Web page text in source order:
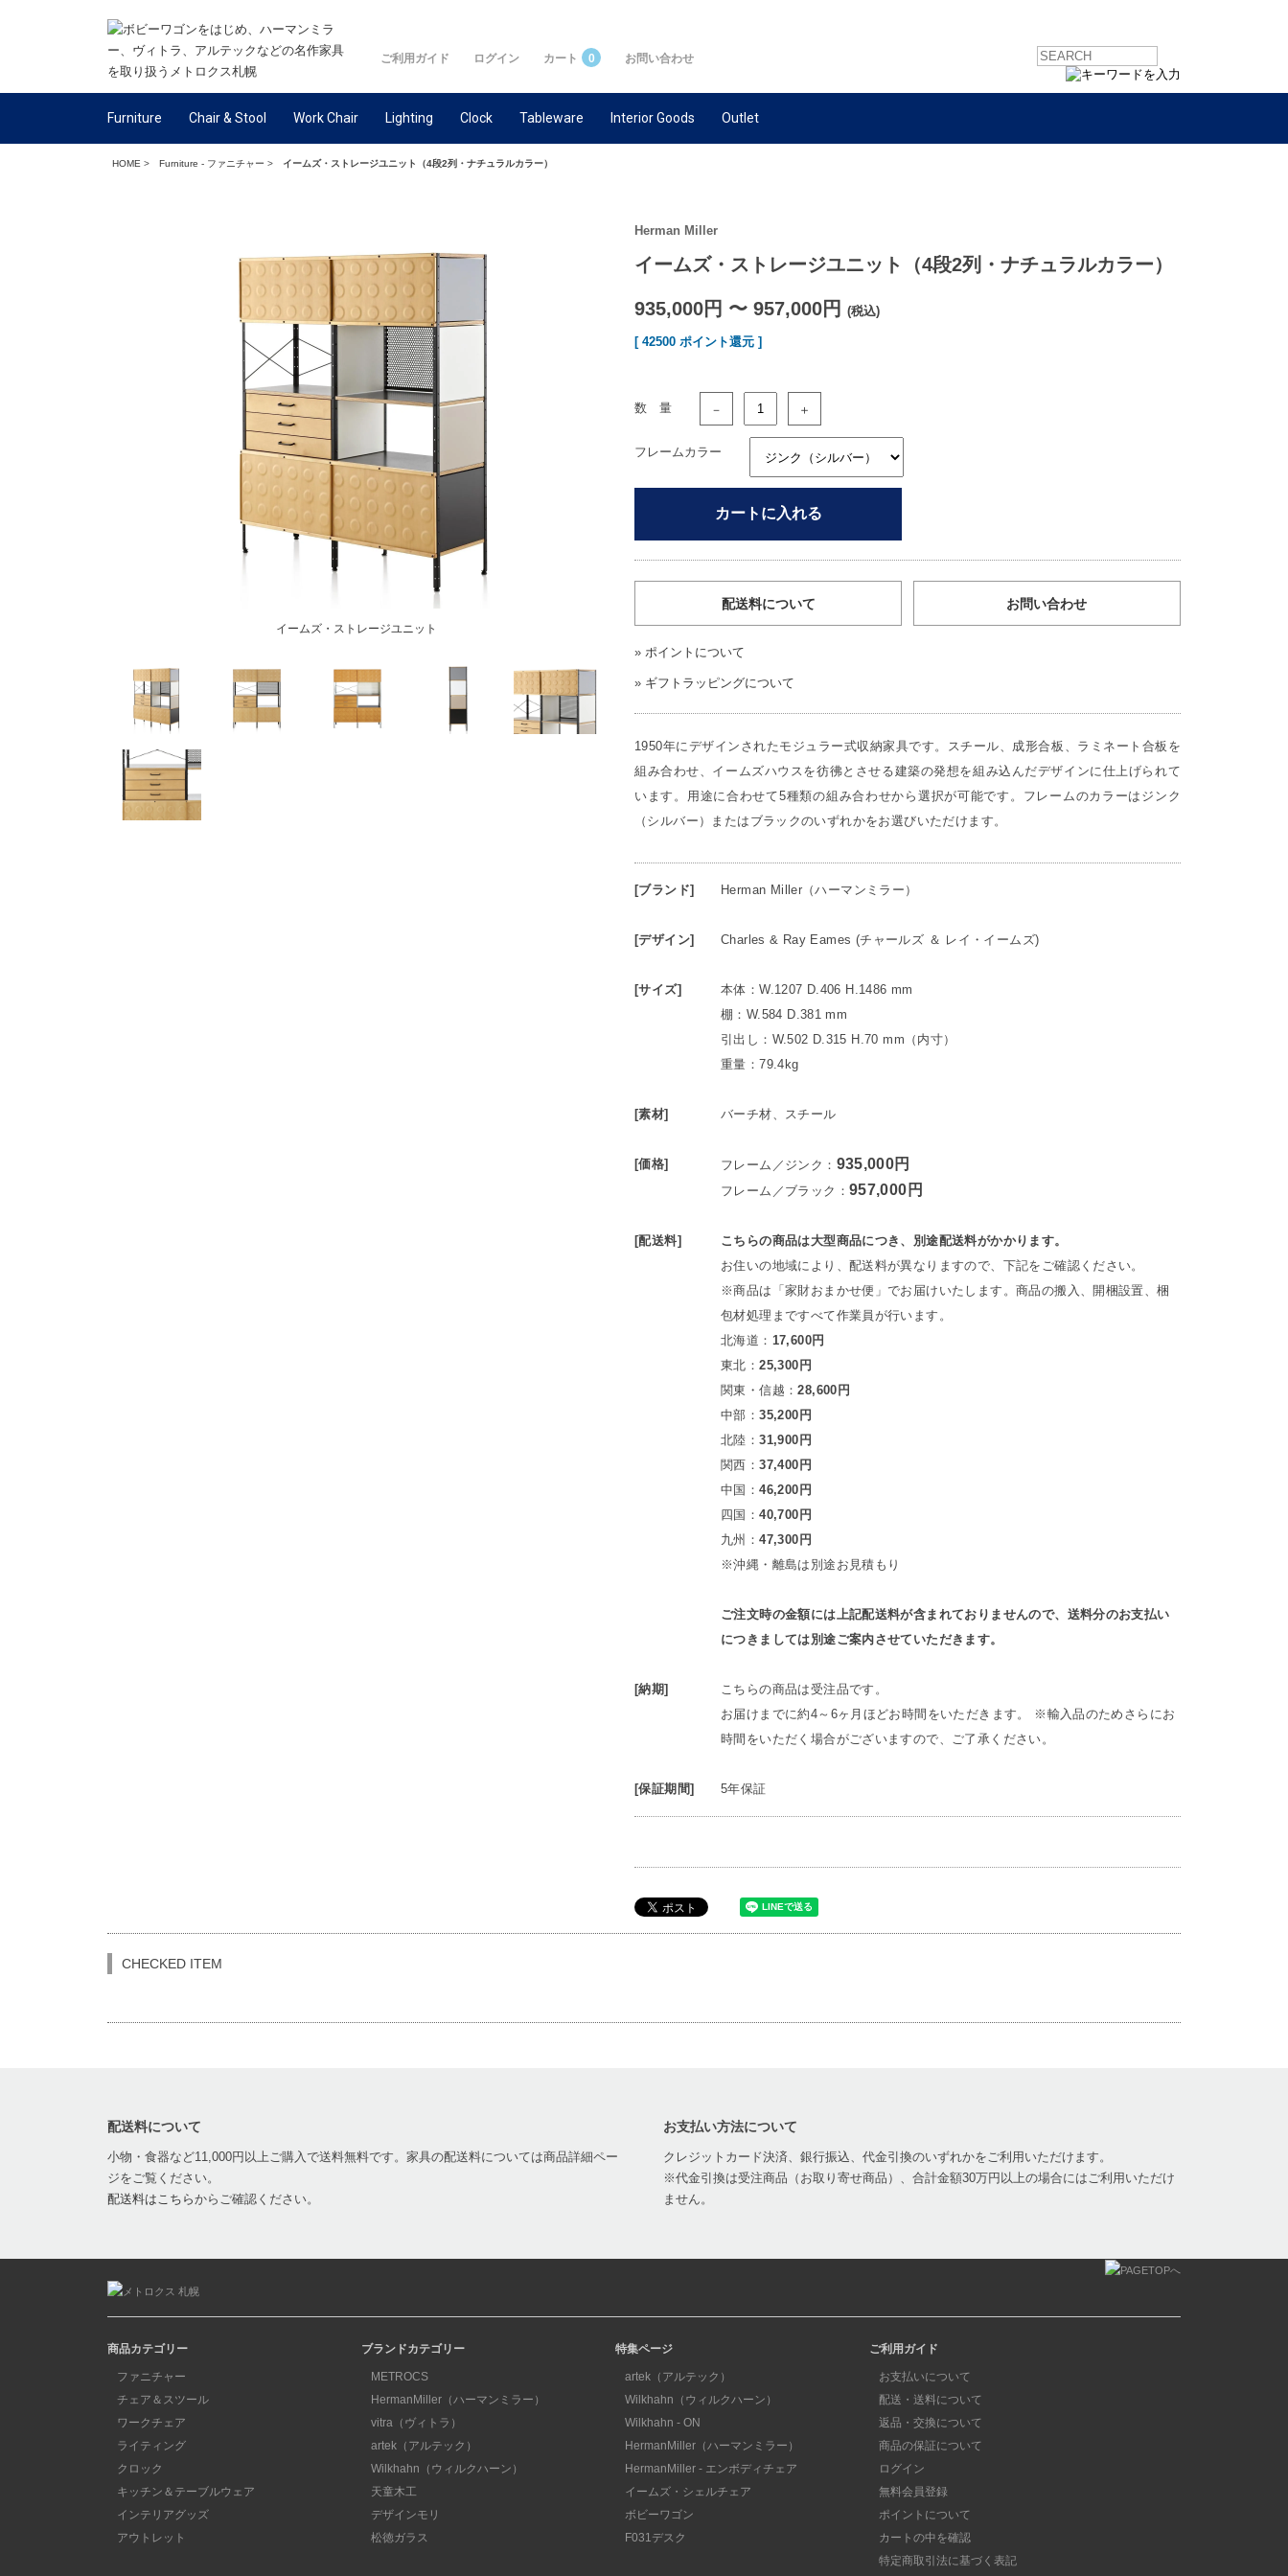
ご利用ガイド ログイン カート 0 お問い合わせ
Furniture Chair & Stool Work Chair Lighting Clock Tableware Interior Goods Outlet
HOME > Furniture - ファニチャー > イームズ・ストレージユニット（4段2列・ナチュラルカラー）
イームズ・ストレージユニット
Herman Miller
イームズ・ストレージユニット（4段2列・ナチュラルカラー）
935,000円 〜 957,000円 (税込)
[ 42500 ポイント還元 ]
数 量 － ＋
フレームカラー
カートに入れる
配送料について お問い合わせ
» ポイントについて
» ギフトラッピングについて
1950年にデザインされたモジュラー式収納家具です。スチール、成形合板、ラミネート合板を
組み合わせ、イームズハウスを彷彿とさせる建築の発想を組み込んだデザインに仕上げられて
います。用途に合わせて5種類の組み合わせから選択が可能です。フレームのカラーはジンク
（シルバー）またはブラックのいずれかをお選びいただけます。
[ブランド] Herman Miller（ハーマンミラー）
[デザイン] Charles & Ray Eames (チャールズ ＆ レイ・イームズ)
[サイズ]
本体：W.1207 D.406 H.1486 mm
棚：W.584 D.381 mm
引出し：W.502 D.315 H.70 mm（内寸）
重量：79.4kg
[素材] バーチ材、スチール
[価格] フレーム／ジンク： 935,000円
フレーム／ブラック： 957,000円
[配送料]
こちらの商品は大型商品につき、別途配送料がかかります。
お住いの地域により、配送料が異なりますので、下記をご確認ください。
※商品は「家財おまかせ便」でお届けいたします。商品の搬入、開梱設置、梱
包材処理まですべて作業員が行います。
北海道： 17,600円
東北：25,300円
関東・信越：28,600円
中部：35,200円
北陸：31,900円
関西：37,400円
中国：46,200円
四国：40,700円
九州：47,300円
※沖縄・離島は別途お見積もり
ご注文時の金額には上記配送料が含まれておりませんので、送料分のお支払い
につきましては別途ご案内させていただきます。
[納期]
こちらの商品は受注品です。
お届けまでに約4～6ヶ月ほどお時間をいただきます。 ※輸入品のためさらにお
時間をいただく場合がございますので、ご了承ください。
[保証期間] 5年保証
CHECKED ITEM
配送料について
小物・食器など11,000円以上ご購入で送料無料です。家具の配送料については商品詳細ペー
ジをご覧ください。
配送料はこちらからご確認ください。
お支払い方法について
クレジットカード決済、銀行振込、代金引換のいずれかをご利用いただけます。
※代金引換は受注商品（お取り寄せ商品）、合計金額30万円以上の場合にはご利用いただけ
ません。
商品カテゴリー
ファニチャー
チェア＆スツール
ワークチェア
ライティング
クロック
キッチン＆テーブルウェア
インテリアグッズ
アウトレット
ブランドカテゴリー
METROCS
HermanMiller（ハーマンミラー）
vitra（ヴィトラ）
artek（アルテック）
Wilkhahn（ウィルクハーン）
天童木工
デザインモリ
松徳ガラス
特集ページ
artek（アルテック）
Wilkhahn（ウィルクハーン）
Wilkhahn - ON
HermanMiller（ハーマンミラー）
HermanMiller - エンボディチェア
イームズ・シェルチェア
ボビーワゴン
F031デスク
ご利用ガイド
お支払いについて
配送・送料について
返品・交換について
商品の保証について
ログイン
無料会員登録
ポイントについて
カートの中を確認
特定商取引法に基づく表記